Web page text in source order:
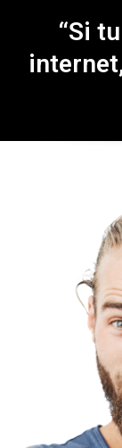
“Si